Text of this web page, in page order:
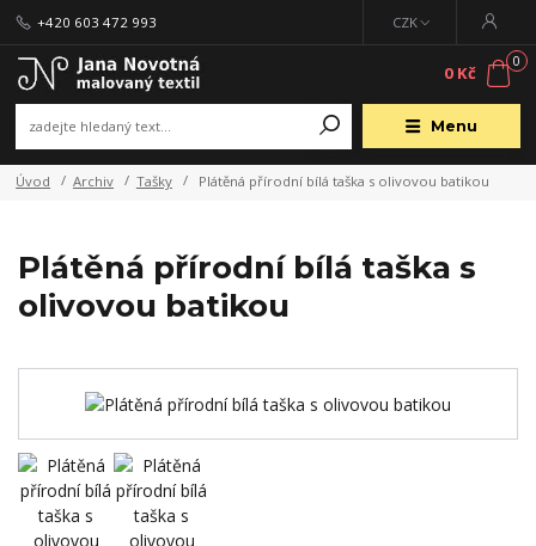
Menu
CZK
+420 603 472 993
0
0 Kč
Úvod Archiv Tašky Plátěná přírodní bílá taška s olivovou batikou
Plátěná přírodní bílá taška s
olivovou batikou